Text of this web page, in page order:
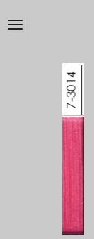
hoofdinhoud